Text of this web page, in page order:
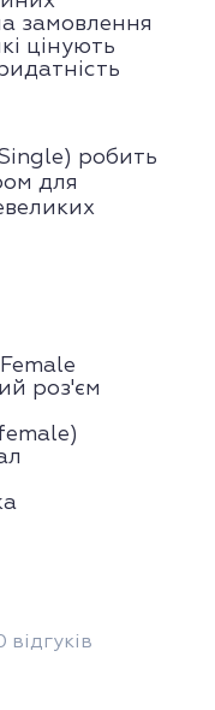
замовлення
цінують
робить
для
роз'єм
відгуків